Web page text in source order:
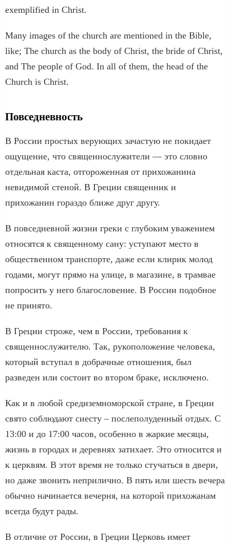
exemplified in Christ.
Many images of the church are mentioned in the Bible,
like; The church as the body of Christ, the bride of Christ,
and The people of God. In all of them, the head of the
Church is Christ.
Повседневность
В России простых верующих зачастую не покидает
ощущение, что священнослужители — это словно
отдельная каста, отгороженная от прихожанина
невидимой стеной. В Греции священник и
прихожанин гораздо ближе друг другу.
В повседневной жизни греки с глубоким уважением
относятся к священному сану: уступают место в
общественном транспорте, даже если клирик молод
годами, могут прямо на улице, в магазине, в трамвае
попросить у него благословение. В России подобное
не принято.
В Греции строже, чем в России, требования к
священнослужителю. Так, рукоположение человека,
который вступал в добрачные отношения, был
разведен или состоит во втором браке, исключено.
Как и в любой средиземноморской стране, в Греции
свято соблюдают сиесту – послеполуденный отдых. С
13:00 и до 17:00 часов, особенно в жаркие месяцы,
жизнь в городах и деревнях затихает. Это относится и
к церквям. В этот время не только стучаться в двери,
но даже звонить неприлично. В пять или шесть вечера
обычно начинается вечерня, на которой прихожанам
всегда будут рады.
В отличие от России, в Греции Церковь имеет